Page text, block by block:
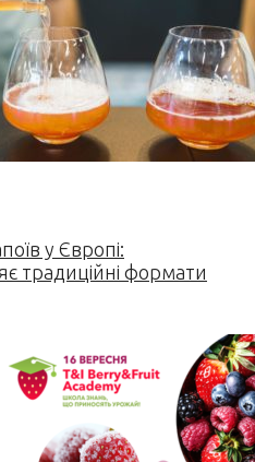
у Європі:
традиційні формати